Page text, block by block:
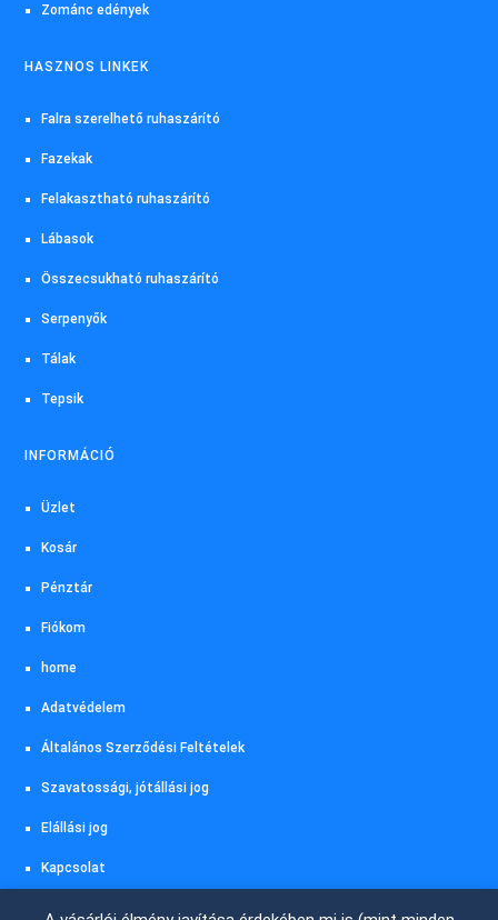
Zománc edények
HASZNOS LINKEK
Falra szerelhető ruhaszárító
Fazekak
Felakasztható ruhaszárító
Lábasok
Összecsukható ruhaszárító
Serpenyők
Tálak
Tepsik
INFORMÁCIÓ
Üzlet
Kosár
Pénztár
Fiókom
home
Adatvédelem
Általános Szerződési Feltételek
Szavatossági, jótállási jog
Elállási jog
Kapcsolat